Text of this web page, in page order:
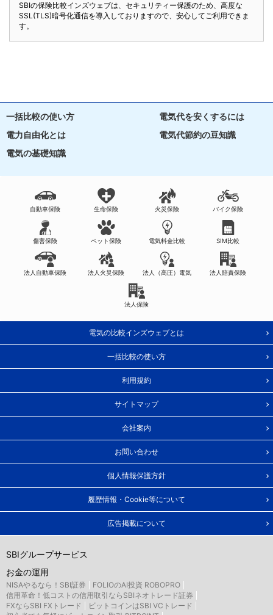
SBIの保険比較インズウェブは、セキュリティー保護のため、高度な
SSL(TLS)暗号化通信を導入しておりますので、安心してご利用できま
す。
一括比較の使い方
電気代を安くするには
電力自由化とは
電気代節約の豆知識
電気の基礎知識
自動車保険 生命保険 火災保険 バイク保険
傷害保険 ペット保険 電気料金比較 SIM比較
法人自動車保険 法人火災保険 法人（高圧）電気 法人賠責保険
法人保険
電気の比較インズウェブとは
一括比較の使い方
利用規約
サイトマップ
会社案内
お問い合わせ
個人情報保護方針
履歴情報・Cookie等について
広告掲載について
SBIグループサービス
お金の運用
NISAやるなら！SBI証券
FOLIOのAI投資 ROBOPRO
信用革命！低コストの信用取引ならSBIネオトレード証券
FXならSBI FXトレード
ビットコインはSBI VCトレード